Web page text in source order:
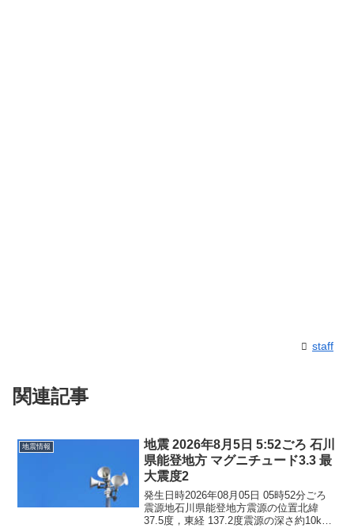
staff
関連記事
地震情報
地震 2026年8月5日 5:52ごろ 石川
県能登地方 マグニチュード3.3 最
大震度2
発生日時2026年08月05日 05時52分ごろ
震源地石川県能登地方震源の位置北緯
37.5度，東経 137.2度震源の深さ約10km